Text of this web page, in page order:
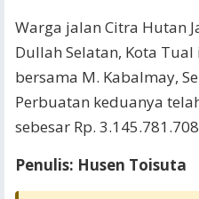
Warga jalan Citra Hutan
Dullah Selatan, Kota
bersama M. Kabalmay,
Perbuatan keduanya
sebesar Rp.
Penulis: Husen Toisuta